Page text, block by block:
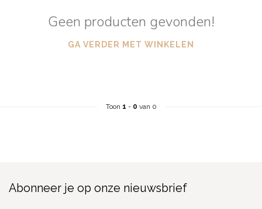
Geen producten gevonden!
GA VERDER MET WINKELEN
Toon 1 - 0 van 0
Abonneer je op onze nieuwsbrief